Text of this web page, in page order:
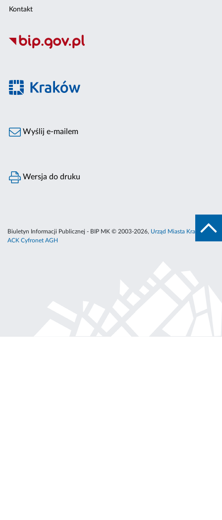
Kontakt
Wyślij e-mailem
Wersja do druku
Biuletyn Informacji Publicznej - BIP MK © 2003-2026, Urząd Miasta Krakowa
ACK Cyfronet AGH